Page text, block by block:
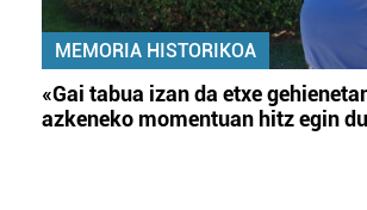
MEMORIA HISTORIKOA
«Gai tabua izan da etxe
azkeneko momentuan hitz egin